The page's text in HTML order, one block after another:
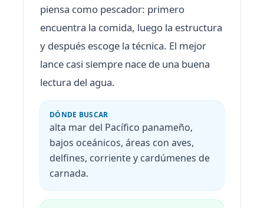
piensa como pescador: primero
encuentra la comida, luego la estructura
y después escoge la técnica. El mejor
lance casi siempre nace de una buena
lectura del agua.
DÓNDE BUSCAR
alta mar del Pacífico panameño,
bajos oceánicos, áreas con aves,
delfines, corriente y cardúmenes de
carnada.